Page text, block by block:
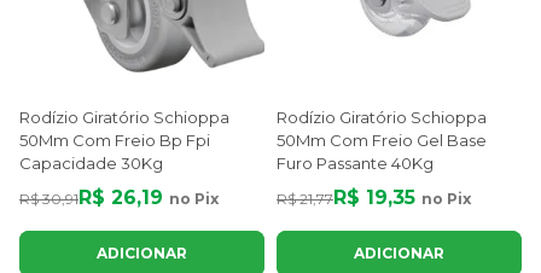
Rodízio Giratório Schioppa
50Mm Com Freio Bp Fpi
Capacidade 30Kg
R$ 30,91R$ 26,19 no Pix
ADICIONAR
Rodízio Giratório Schioppa
50Mm Com Freio Gel Base
Furo Passante 40Kg
R$ 21,77R$ 19,35 no Pix
ADICIONAR